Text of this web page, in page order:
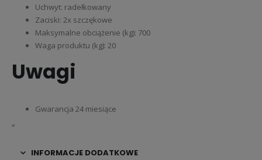
Uchwyt: radełkowany
Zaciski: 2x szczękowe
Maksymalne obciążenie (kg): 700
Waga produktu (kg): 20
Uwagi
Gwarancja 24 miesiące
„
INFORMACJE DODATKOWE